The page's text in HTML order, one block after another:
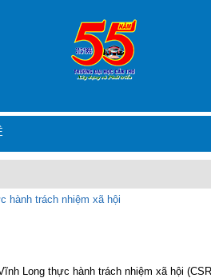
hành trách nhiệm xã hội
Long thực hành trách nhiệm xã hội